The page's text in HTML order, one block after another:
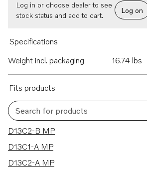
Log in or choose dealer to see
stock status and add to cart.
Log on
Specifications
Weight incl. packaging
16.74 lbs
Fits products
Search for products
36 results
D13C2-B MP
D13C1-A MP
D13C2-A MP